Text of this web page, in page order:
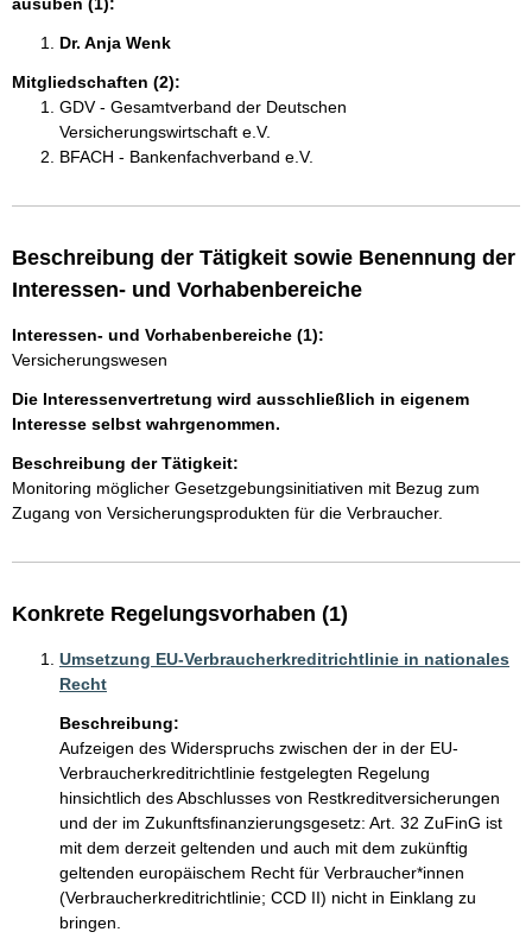
Dr. Anja Wenk
Mitgliedschaften (2):
GDV - Gesamtverband der Deutschen
Versicherungswirtschaft e.V.
BFACH - Bankenfachverband e.V.
Beschreibung der Tätigkeit sowie Benennung der
Interessen- und Vorhabenbereiche
Interessen- und Vorhabenbereiche (1):
Versicherungswesen
Die Interessenvertretung wird ausschließlich in eigenem
Interesse selbst wahrgenommen.
Beschreibung der Tätigkeit:
Monitoring möglicher Gesetzgebungsinitiativen mit Bezug zum
Zugang von Versicherungsprodukten für die Verbraucher.
Konkrete Regelungsvorhaben (1)
Umsetzung EU-Verbraucherkreditrichtlinie in nationales
Recht
Beschreibung:
Aufzeigen des Widerspruchs zwischen der in der EU-
Verbraucherkreditrichtlinie festgelegten Regelung
hinsichtlich des Abschlusses von Restkreditversicherungen
und der im Zukunftsfinanzierungsgesetz: Art. 32 ZuFinG ist
mit dem derzeit geltenden und auch mit dem zukünftig
geltenden europäischem Recht für Verbraucher*innen
(Verbraucherkreditrichtlinie; CCD II) nicht in Einklang zu
bringen.